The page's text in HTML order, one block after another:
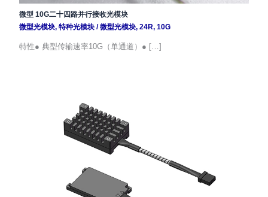
微型 10G二十四路并行接收光模块
微型光模块, 特种光模块/微型光模块, 24R, 10G
特性● 典型传输速率10G（单通道）● […]